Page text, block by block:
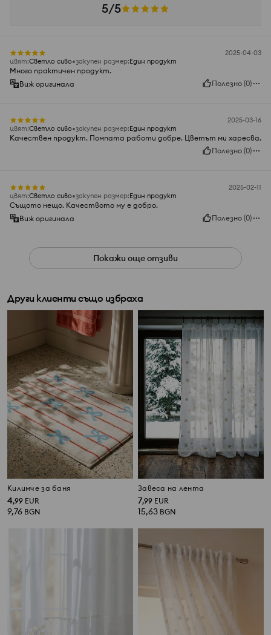
5/5
2025-04-03
цвят:Светло сиво закупен размер:Един продукт
Много практичен продукт.
Виж оригинала
Полезно (0)
2025-03-16
цвят:Светло сиво закупен размер:Един продукт
Качествен продукт. Помпата работи добре. Цветът ми харесва.
Полезно (0)
2025-02-11
цвят:Светло сиво закупен размер:Един продукт
Същото нещо. Качеството му е добро.
Виж оригинала
Полезно (0)
Покажи още отзиви
Други клиенти също избраха
Килимче за баня
4,99 EUR
9,76 BGN
Завеса на лента
7,99 EUR
15,63 BGN